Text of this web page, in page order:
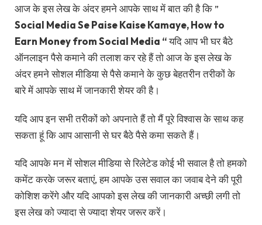
आज के इस लेख के अंदर हमने आपके साथ में बात की है कि ”
Social Media Se Paise Kaise Kamaye, How to
Earn Money from Social Media “यदि आप भी घर बैठे
ऑनलाइन पैसे कमाने की तलाश कर रहे हैं तो आज के इस लेख के
अंदर हमने सोशल मीडिया से पैसे कमाने के कुछ बेहतरीन तरीकों के
बारे में आपके साथ में जानकारी शेयर की है।
यदि आप इन सभी तरीकों को अपनाते हैं तो मैं पूरे विश्वास के साथ कह
सकता हूं कि आप आसानी से घर बैठे पैसे कमा सकते हैं।
यदि आपके मन में सोशल मीडिया से रिलेटेड कोई भी सवाल है तो हमको
कमेंट करके जरूर बताएं, हम आपके उस सवाल का जवाब देने की पूरी
कोशिश करेंगे और यदि आपको इस लेख की जानकारी अच्छी लगी तो
इस लेख को ज्यादा से ज्यादा शेयर जरूर करें।